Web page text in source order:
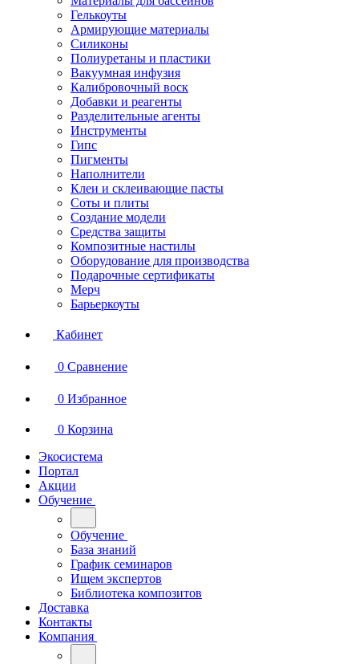
Гелькоуты
Армирующие материалы
Силиконы
Полиуретаны и пластики
Вакуумная инфузия
Калибровочный воск
Добавки и реагенты
Разделительные агенты
Инструменты
Гипс
Пигменты
Наполнители
Клеи и склеивающие пасты
Соты и плиты
Создание модели
Средства защиты
Композитные настилы
Оборудование для производства
Подарочные сертификаты
Мерч
Барьеркоуты
Кабинет
0 Сравнение
0 Избранное
0 Корзина
Экосистема
Портал
Акции
Обучение
Обучение
База знаний
График семинаров
Ищем экспертов
Библиотека композитов
Доставка
Контакты
Компания